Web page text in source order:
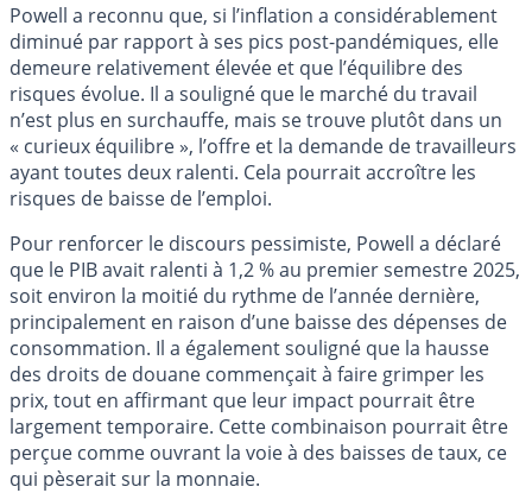
Powell a reconnu que, si l’inflation a considérablement
diminué par rapport à ses pics post-pandémiques, elle
demeure relativement élevée et que l’équilibre des
risques évolue. Il a souligné que le marché du travail
n’est plus en surchauffe, mais se trouve plutôt dans un
« curieux équilibre », l’offre et la demande de travailleurs
ayant toutes deux ralenti. Cela pourrait accroître les
risques de baisse de l’emploi.
Pour renforcer le discours pessimiste, Powell a déclaré
que le PIB avait ralenti à 1,2 % au premier semestre 2025,
soit environ la moitié du rythme de l’année dernière,
principalement en raison d’une baisse des dépenses de
consommation. Il a également souligné que la hausse
des droits de douane commençait à faire grimper les
prix, tout en affirmant que leur impact pourrait être
largement temporaire. Cette combinaison pourrait être
perçue comme ouvrant la voie à des baisses de taux, ce
qui pèserait sur la monnaie.